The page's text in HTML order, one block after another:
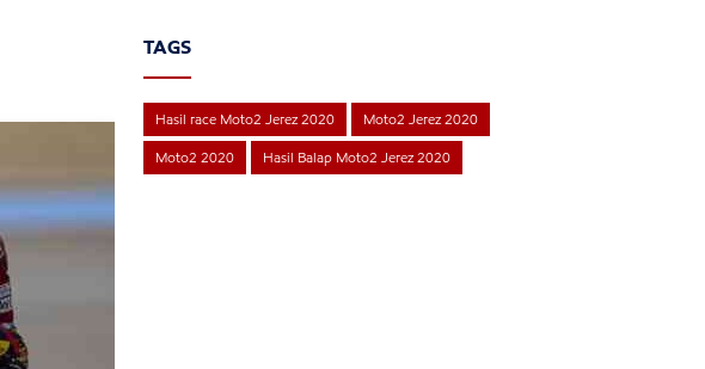
TAGS
Hasil race Moto2 Jerez 2020 Moto2 Jerez 2020
Moto2 2020 Hasil Balap Moto2 Jerez 2020